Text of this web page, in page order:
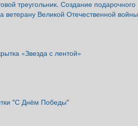
треугольник. Создание подарочного
ветерану Великой Отечественной войны
«Звезда с лентой»
"С Днём Победы"